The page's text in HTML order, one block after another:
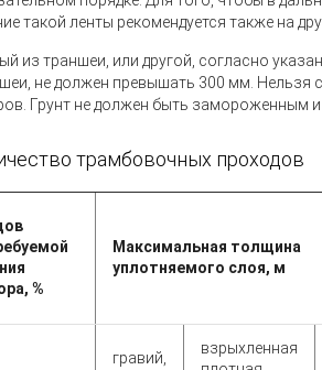
такой ленты рекомендуется также на
из траншеи, или другой, согласно
не должен превышать 300 мм. Нельзя
Грунт не должен быть замороженным
трамбовочных проходов
%
Максимальная толщина
уплотняемого слоя, м
гравий,
взрыхленная